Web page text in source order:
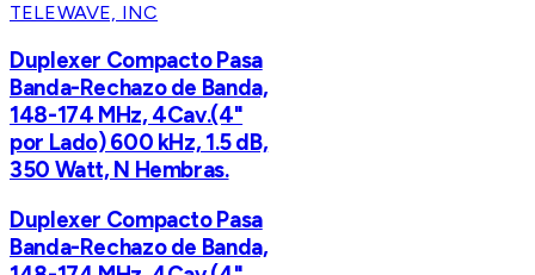
TELEWAVE, INC
Duplexer Compacto Pasa
Banda-Rechazo de Banda,
148-174 MHz, 4Cav.(4"
por Lado) 600 kHz, 1.5 dB,
350 Watt, N Hembras.
Duplexer Compacto Pasa
Banda-Rechazo de Banda,